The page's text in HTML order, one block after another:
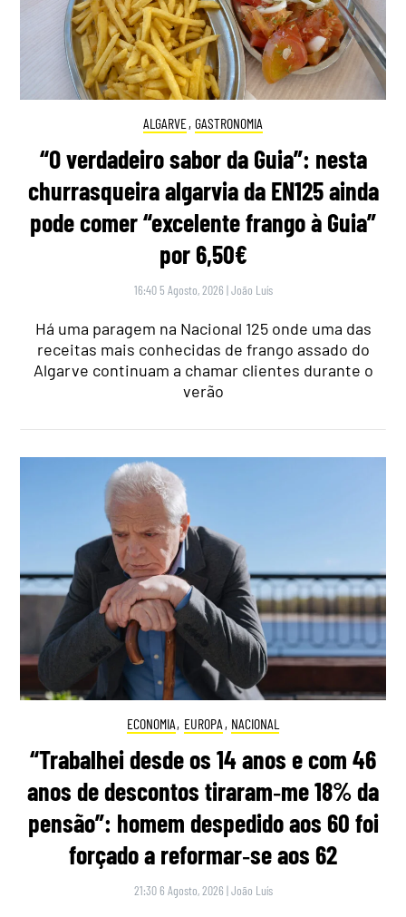
ALGARVE, GASTRONOMIA
“O verdadeiro sabor da Guia”: nesta
churrasqueira algarvia da EN125 ainda
pode comer “excelente frango à Guia”
por 6,50€
16:40 5 Agosto, 2026 |João Luís
Há uma paragem na Nacional 125 onde uma das
receitas mais conhecidas de frango assado do
Algarve continuam a chamar clientes durante o
verão
ECONOMIA, EUROPA , NACIONAL
“Trabalhei desde os 14 anos e com 46
anos de descontos tiraram‑me 18% da
pensão”: homem despedido aos 60 foi
forçado a reformar‑se aos 62
21:30 6 Agosto, 2026 |João Luís